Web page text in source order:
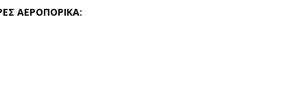
ΑΕΡΟΠΟΡΙΚΑ: